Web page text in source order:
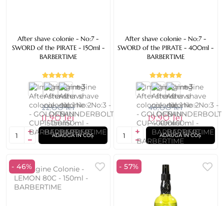
After shave colonie - No:7 -
SWORD of the PIRATE - 150ml -
BARBERTIME
+ 3
22,00 lei
11,90 lei
ADAUGĂ ÎN COȘ
After shave colonie - No:7 -
SWORD of the PIRATE - 400ml -
BARBERTIME
+ 3
46,00 lei
19,90 lei
ADAUGĂ ÎN COȘ
- 46% - 57%